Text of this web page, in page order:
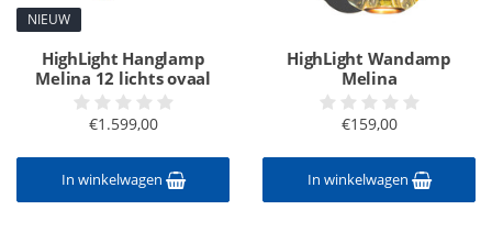
NIEUW
HighLight Hanglamp
Melina 12 lichts ovaal
€1.599,00
In winkelwagen
HighLight Wandamp
Melina
€159,00
In winkelwagen